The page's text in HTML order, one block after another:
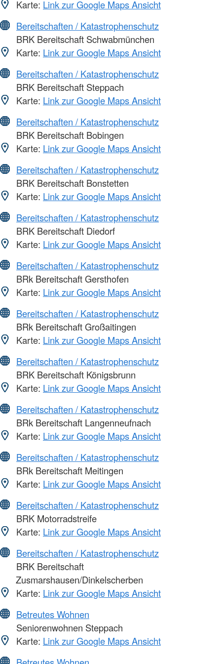
Karte: Link zur Google Maps Ansicht
Bereitschaften / Katastrophenschutz
BRK Bereitschaft Schwabmünchen
Karte: Link zur Google Maps Ansicht
Bereitschaften / Katastrophenschutz
BRK Bereitschaft Steppach
Karte: Link zur Google Maps Ansicht
Bereitschaften / Katastrophenschutz
BRK Bereitschaft Bobingen
Karte: Link zur Google Maps Ansicht
Bereitschaften / Katastrophenschutz
BRK Bereitschaft Bonstetten
Karte: Link zur Google Maps Ansicht
Bereitschaften / Katastrophenschutz
BRK Bereitschaft Diedorf
Karte: Link zur Google Maps Ansicht
Bereitschaften / Katastrophenschutz
BRk Bereitschaft Gersthofen
Karte: Link zur Google Maps Ansicht
Bereitschaften / Katastrophenschutz
BRk Bereitschaft Großaitingen
Karte: Link zur Google Maps Ansicht
Bereitschaften / Katastrophenschutz
BRK Bereitschaft Königsbrunn
Karte: Link zur Google Maps Ansicht
Bereitschaften / Katastrophenschutz
BRk Bereitschaft Langenneufnach
Karte: Link zur Google Maps Ansicht
Bereitschaften / Katastrophenschutz
BRk Bereitschaft Meitingen
Karte: Link zur Google Maps Ansicht
Bereitschaften / Katastrophenschutz
BRK Motorradstreife
Karte: Link zur Google Maps Ansicht
Bereitschaften / Katastrophenschutz
BRK Bereitschaft
Zusmarshausen/Dinkelscherben
Karte: Link zur Google Maps Ansicht
Betreutes Wohnen
Seniorenwohnen Steppach
Karte: Link zur Google Maps Ansicht